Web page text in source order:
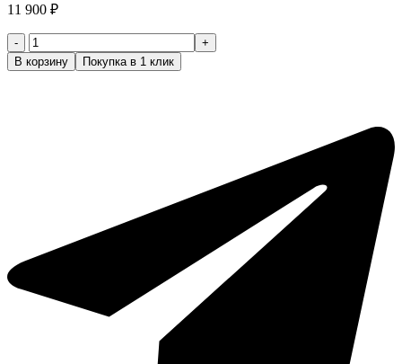
11 900 ₽
Количество
товара
Ножницы
В корзину Покупка в 1 клик